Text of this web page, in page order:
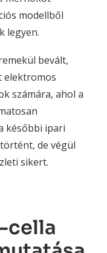
modellből
legyen.
bevált,
elektromos
számára, ahol a
későbbi ipari
de végül
sikert.
cella